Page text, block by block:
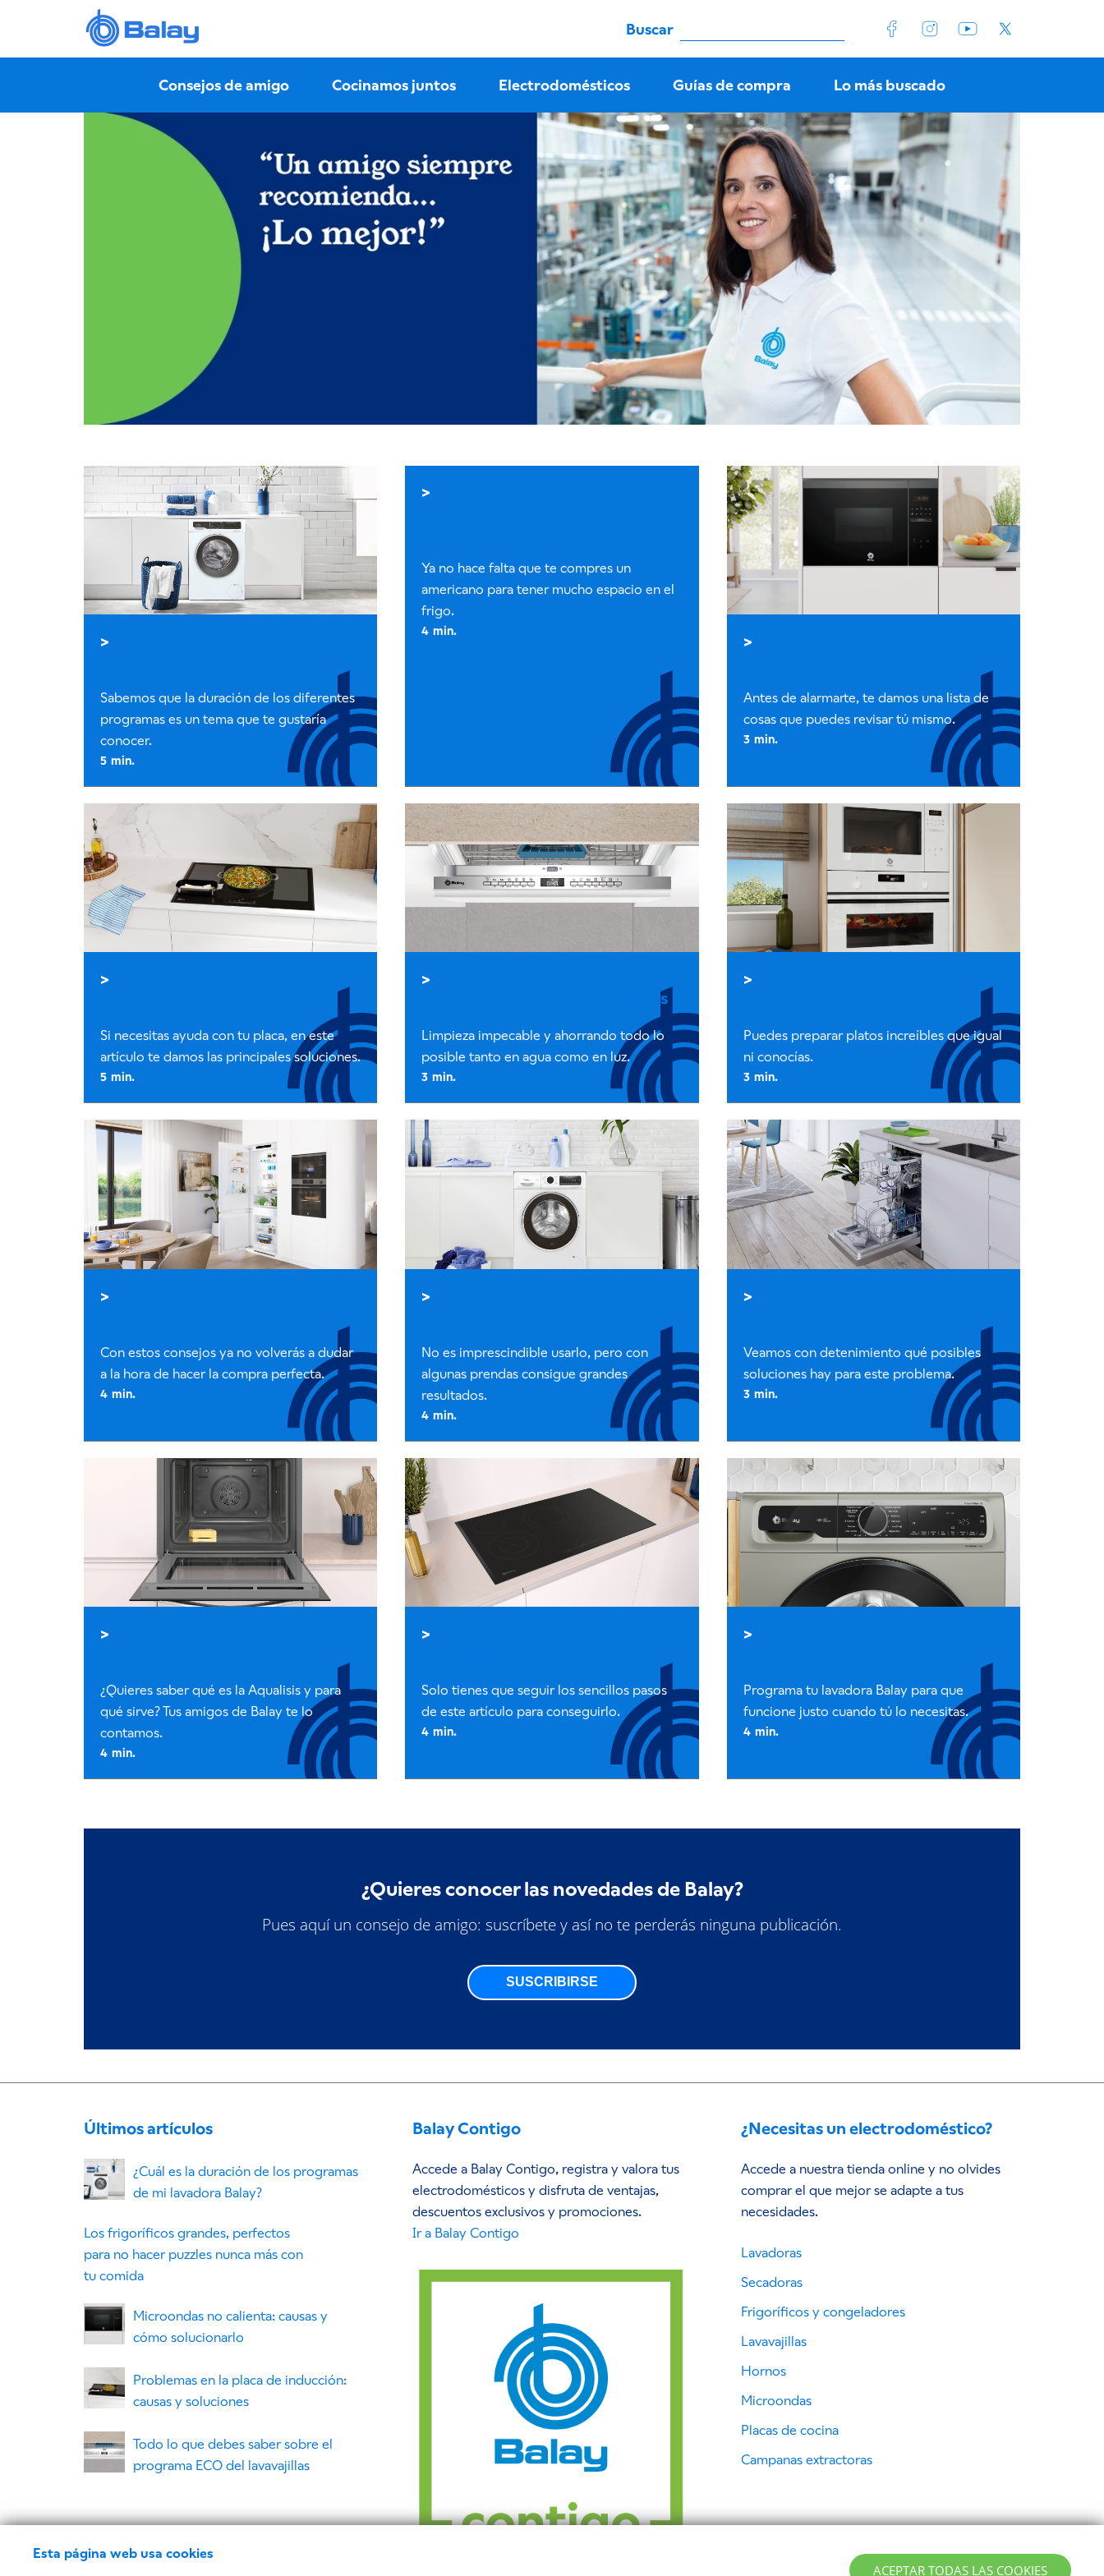
Esta página web usa cookies
ACEPTAR TODAS LAS COOKIES
Buscar
Consejos de amigo Cocinamos juntos Electrodomésticos Guías de compra Lo más buscado
Sabemos que la duración de los diferentes
programas es un tema que te gustaría
conocer.
Ya no hace falta que te compres un
americano para tener mucho espacio en el
frigo.
Antes de alarmarte, te damos una lista de
cosas que puedes revisar tú mismo.
Si necesitas ayuda con tu placa, en este
artículo te damos las principales soluciones.
el programa ECO del lavavajillas
Limpieza impecable y ahorrando todo lo
posible tanto en agua como en luz.
Puedes preparar platos increíbles que igual
ni conocías.
Con estos consejos ya no volverás a dudar
a la hora de hacer la compra perfecta.
No es imprescindible usarlo, pero con
algunas prendas consigue grandes
resultados.
Veamos con detenimiento qué posibles
soluciones hay para este problema.
¿Quieres saber qué es la Aqualisis y para
qué sirve? Tus amigos de Balay te lo
contamos.
Solo tienes que seguir los sencillos pasos
de este artículo para conseguirlo.
Programa tu lavadora Balay para que
funcione justo cuando tú lo necesitas.
¿Quieres conocer las novedades de Balay?
Pues aquí un consejo de amigo: suscríbete y así no te perderás ninguna publicación.
SUSCRIBIRSE
Últimos artículos
¿Cuál es la duración de los programas
de mi lavadora Balay?
Los frigoríficos grandes, perfectos
para no hacer puzzles nunca más con
tu comida
Microondas no calienta: causas y
cómo solucionarlo
Problemas en la placa de inducción:
causas y soluciones
Todo lo que debes saber sobre el
programa ECO del lavavajillas
Balay Contigo
Accede a Balay Contigo, registra y valora tus
electrodomésticos y disfruta de ventajas,
descuentos exclusivos y promociones.
Ir a Balay Contigo
¿Necesitas un electrodoméstico?
Accede a nuestra tienda online y no olvides
comprar el que mejor se adapte a tus
necesidades.
Lavadoras
Secadoras
Frigoríficos y congeladores
Lavavajillas
Hornos
Microondas
Placas de cocina
Campanas extractoras